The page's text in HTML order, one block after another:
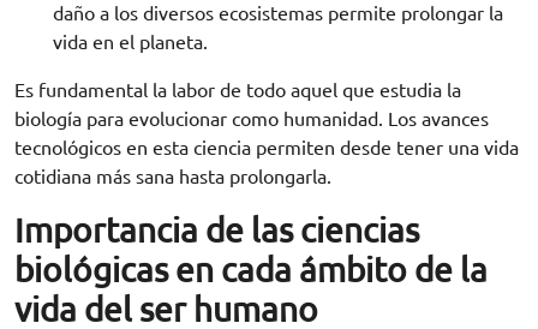
daño a los diversos ecosistemas permite prolongar la
vida en el planeta.
Es fundamental la labor de todo aquel que estudia la
biología para evolucionar como humanidad. Los avances
tecnológicos en esta ciencia permiten desde tener una vida
cotidiana más sana hasta prolongarla.
Importancia de las ciencias
biológicas en cada ámbito de la
vida del ser humano